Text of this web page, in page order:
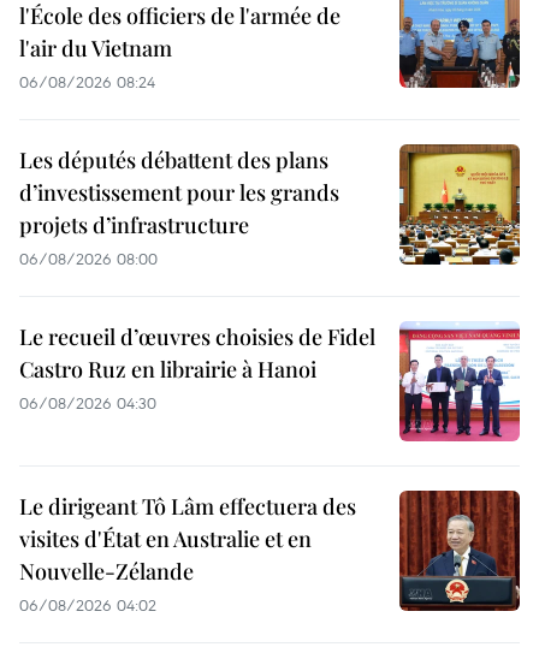
l'École des officiers de l'armée de
l'air du Vietnam
06/08/2026 08:24
Les députés débattent des plans
d’investissement pour les grands
projets d’infrastructure
06/08/2026 08:00
Le recueil d’œuvres choisies de Fidel
Castro Ruz en librairie à Hanoi
06/08/2026 04:30
Le dirigeant Tô Lâm effectuera des
visites d'État en Australie et en
Nouvelle-Zélande
06/08/2026 04:02